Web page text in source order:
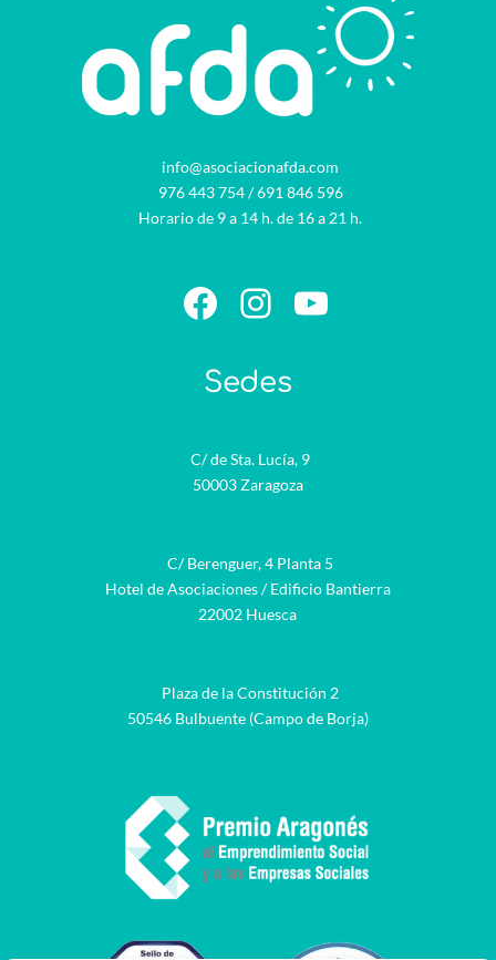
info@asociacionafda.com
976 443 754/691 846 596
Horario de 9 a 14 h. de 16 a 21 h.
Facebook
Instagram
YouTube
Sedes
C/ de Sta. Lucía, 9
50003 Zaragoza
C/ Berenguer, 4 Planta 5
Hotel de Asociaciones / Edificio Bantierra
22002 Huesca
Plaza de la Constitución 2
50546 Bulbuente (Campo de Borja)